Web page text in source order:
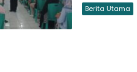
Berita Utama